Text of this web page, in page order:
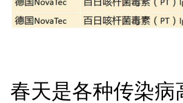
春天是各种传染病